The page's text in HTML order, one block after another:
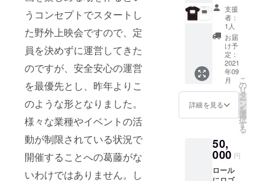
うコンセプトでスタートし
た野外上映会ですので、定
員を決めずに運営してきた
のですが、安全安心の運営
を最優先とし、昨年よりこ
のような形となりました。
様々な業種やイベントの活
動が制限されている状況で
開催することへの葛藤がな
いわけではありません。し
ります。
是非、ご協
力・ご協賛
のほど宜し
くお願いし
ます。
2026.10.10
の1ヶ月間
参画プログ
ラムの詳細
が画像
と異な
る場合
があり
ます）
※必ず備
考欄に
「表示
するお
名前」
をご記
名前表
示
（大）
バッヂ2
個（ど
の種類
が届く
かはお
楽し
み!） オ
リジナ
ルTシャ
ツ2枚
ポート
シア
ターチ
ケット2
支援
者：
1人
お届
け予
定：
2021
年09
月
詳細を見る
こ
の
リ
タ
ー
ン
を
選
択
す
る
50,
000 円
ロール